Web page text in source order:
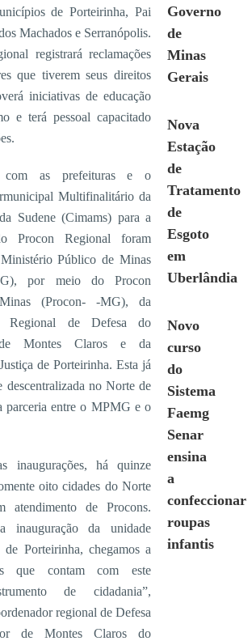
de Porteirinha, Pai
Machados e Serranópolis.
registrará reclamações
que tiverem seus direitos
iniciativas de educação
e terá pessoal capacitado
com as prefeituras e o
Multifinalitário da
Sudene (Cimams) para a
Procon Regional foram
Público de Minas
por meio do Procon
(Procon- -MG), da
Regional de Defesa do
de Montes Claros e da
de Porteirinha. Esta já
descentralizada no Norte de
parceria entre o MPMG e o
inaugurações, há quinze
oito cidades do Norte
atendimento de Procons.
inauguração da unidade
de Porteirinha, chegamos a
que contam com este
de cidadania”,
regional de Defesa
de Montes Claros do
Governo
de
Minas
Gerais
Nova
Estação
de
Tratamento
de
Esgoto
em
Uberlândia
Novo
curso
do
Sistema
Faemg
Senar
ensina
a
confeccionar
roupas
infantis